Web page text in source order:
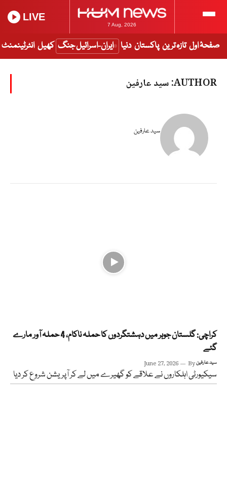
7 Aug, 2026
LIVE
صفحۂ اول تازہ ترین پاکستان دنیا ایران-اسرائیل جنگ کھیل انٹرٹینمنٹ
AUTHOR: سید عارفین
سید عارفین
کراچی: گلستان جوہر میں دہشتگردوں کا حملہ ناکام، 4 حملہ آور مارے
گئے
June 27, 2026 Byسید عارفین
سیکیورٹی اہلکاروں نے علاقے کو گھیرے میں لے کر آپریشن شروع کر دیا